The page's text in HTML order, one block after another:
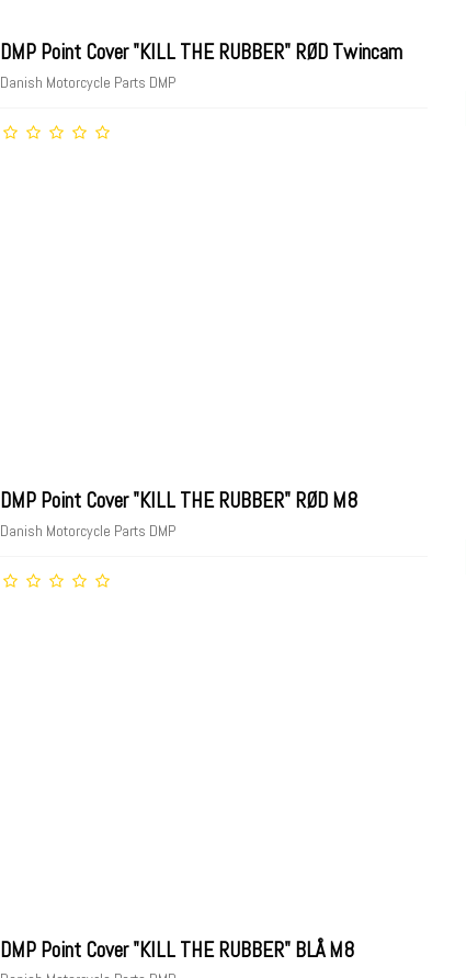
DMP Point Cover "KILL THE RUBBER" RØD Twincam
Danish Motorcycle Parts DMP
DMP Point Cover "KILL THE RUBBER" RØD M8
Danish Motorcycle Parts DMP
DMP Point Cover "KILL THE RUBBER" BLÅ M8